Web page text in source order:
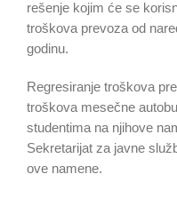
rešenje kojim će se
troškova prevoza od
godinu.
Regresiranje troškova
troškova mesečne
studentima na njihove
Sekretarijat za javne
ove namene.